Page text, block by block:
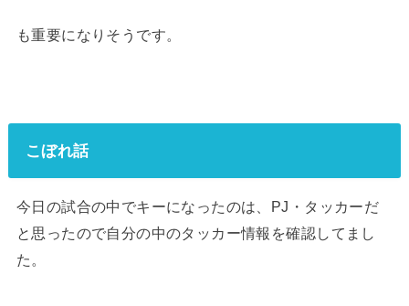
も重要になりそうです。
こぼれ話
今日の試合の中でキーになったのは、PJ・タッカーだ
と思ったので自分の中のタッカー情報を確認してまし
た。